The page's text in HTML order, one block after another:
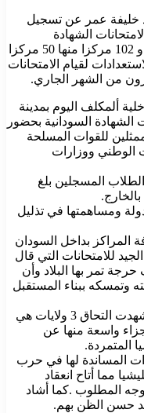
خليفة عمر عن تسجيل
لامتحانات الشهادة
السودانية المؤجلة للعام 2024 عبر الفين و 102 مركزا منها 50 مركزا
لقيام الامتحانات
من الشهر الجاري.
ألمكلف اليوم بمدينة
السودانية بحضور
للقوات المسلحة
الوطني ووزارات
المسجلين بلغ
ومساهمتها في تذليل
بداخل السودان
للامتحانات التي قال
تمر بها البلاد وأن
وتمسكه ببناء المستقبل
وأشار خليفة إلي أن امتحانات هذا العام شهدت التحاق 3 ولايات هي
واسعة منها عن
المتمردة.
المساندة لها في حرب
مما أتاح انعقاد
المطلوب .كما أشاد
عند حسن الظن بهم.